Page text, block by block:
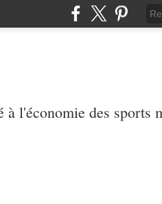
l'économie des sports